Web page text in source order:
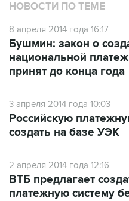
НОВОСТИ ПО ТЕМЕ
8 апреля 2014 года 16:17
Бушмин: закон о
национальной
принят до конца года
3 апреля 2014 года 10:03
Российскую
создать на базе УЭК
2 апреля 2014 года 12:16
ВТБ предлагает
платежную систему